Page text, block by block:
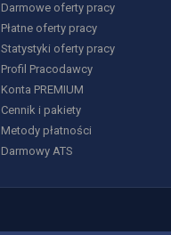
Darmowe oferty pracy
Płatne oferty pracy
Statystyki oferty pracy
Profil Pracodawcy
Konta PREMIUM
Cennik i pakiety
Metody płatności
Darmowy ATS